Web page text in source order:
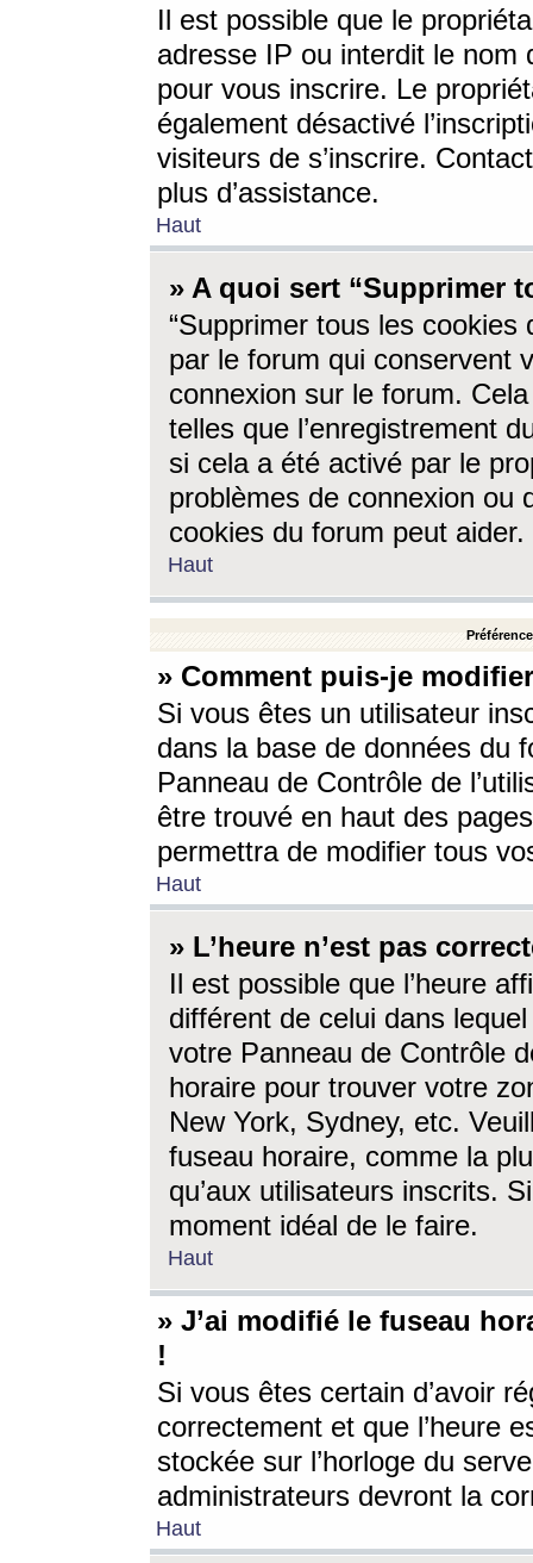
Il est possible que le
adresse IP ou interdit le nom
pour vous inscrire. Le
également désactivé
visiteurs de s’inscrire.
plus d’assistance.
Haut
» A quoi sert “Supprimer
“Supprimer tous les cookies
par le forum qui conservent
connexion sur le forum.
telles que l’enregistrement
si cela a été activé par le
problèmes de connexion ou
cookies du forum peut aider.
Haut
» Comment puis-je
Si vous êtes un utilisateur
dans la base de données du
Panneau de Contrôle de
être trouvé en haut des
permettra de modifier tous
Haut
» L’heure n’est pas
Il est possible que l’heure
différent de celui dans
votre Panneau de Contrôle
horaire pour trouver votre
New York, Sydney, etc.
fuseau horaire, comme la
qu’aux utilisateurs inscrits.
moment idéal de le faire.
Haut
» J’ai modifié le fuseau
!
Si vous êtes certain d’avoir
correctement et que l’heure
stockée sur l’horloge du
administrateurs devront la
Haut